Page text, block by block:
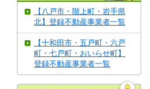
【八戸市・階上町・岩手県
北】登録不動産事業者一覧
【十和田市・五戸町・六戸
町・七戸町・おいらせ町】
登録不動産事業者一覧